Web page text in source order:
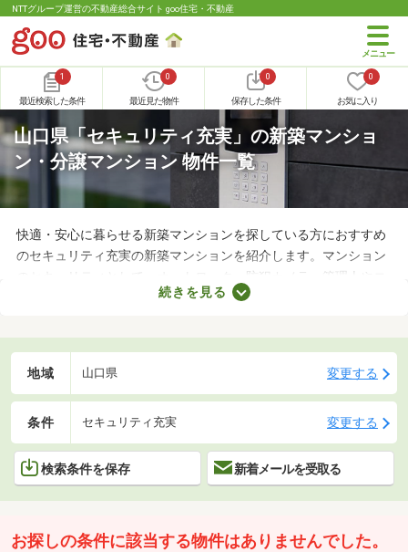
NTTグループ運営の不動産総合サイト goo住宅・不動産
1
最近検索した条件
0
最近見た物件
0
保存した条件
0
お気に入り
山口県「セキュリティ充実」の新築マンショ
ン・分譲マンション 物件一覧
快適・安心に暮らせる新築マンションを探している方におすすめ
のセキュリティ充実の新築マンションを紹介します。マンション
のセキュリティとして、オートロック・防犯カメラ・管理人やコ
ンシェルジュが常駐していることなどが挙げられます。小さい子
リティ機能をチェックしてみましょう。
続きを見る
地域 山口県 変更する
条件 セキュリティ充実 変更する
検索条件を保存 新着メールを受取る
お探しの条件に該当する物件はありませんでした。